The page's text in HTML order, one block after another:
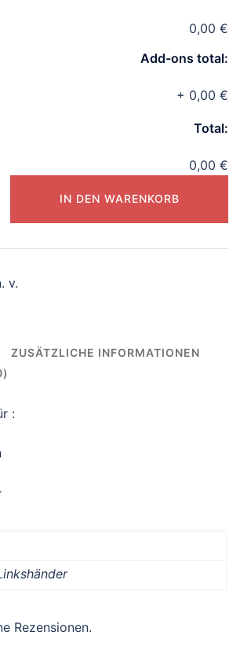
0,00 €
Add-ons total:
+ 0,00 €
Total:
0,00 €
IN DEN WARENKORB
v.
ZUSÄTZLICHE INFORMATIONEN
:
Rezensionen.